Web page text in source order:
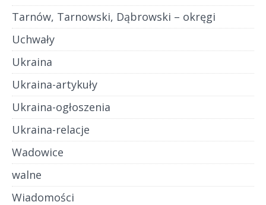
Tarnów, Tarnowski, Dąbrowski – okręgi
Uchwały
Ukraina
Ukraina-artykuły
Ukraina-ogłoszenia
Ukraina-relacje
Wadowice
walne
Wiadomości